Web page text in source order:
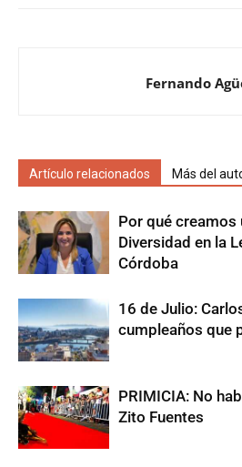
Fernando
Artículo relacionados Más del
Por qué creamos
Diversidad en la
Córdoba
16 de Julio:
cumpleaños que
PRIMICIA: No
Zito Fuentes